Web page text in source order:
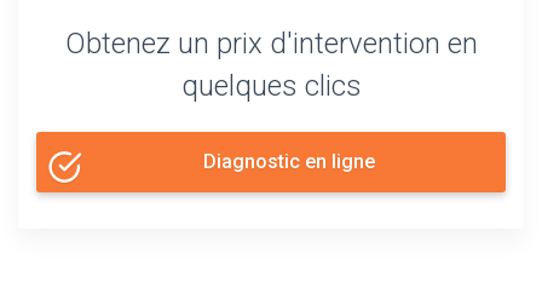
Obtenez un prix d'intervention en
quelques clics
Diagnostic en ligne